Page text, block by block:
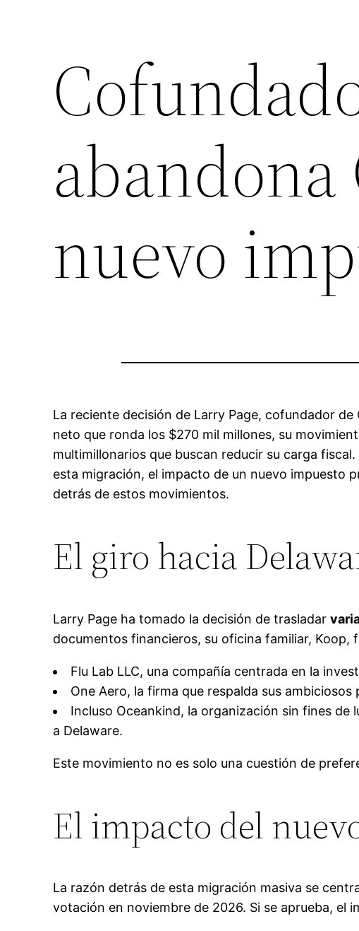
nuevo
La reciente decisión de Larry Page, cofundador
neto que ronda los $270 mil millones, su
multimillonarios que buscan reducir su carga
esta migración, el impacto de un nuevo impuesto
detrás de estos movimientos.
El giro hacia
Larry Page ha tomado la decisión de trasladar
documentos financieros, su oficina familiar, Koop,
Flu Lab LLC, una compañía centrada en la
One Aero, la firma que respalda sus
Incluso Oceankind, la organización sin fines
a Delaware.
Este movimiento no es solo una cuestión de
El impacto del
La razón detrás de esta migración masiva se
votación en noviembre de 2026. Si se aprueba, el